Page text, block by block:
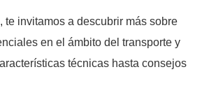
te invitamos a descubrir más sobre
en el ámbito del transporte y
técnicas hasta consejos